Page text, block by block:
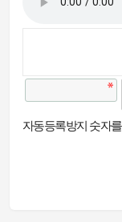
자동등록방지 숫자